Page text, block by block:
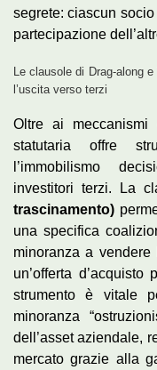
segrete: ciascun socio
partecipazione
Le clausole di Drag-along
l’uscita verso terzi
Oltre ai meccanismi
statutaria offre
l’immobilismo
investitori terzi. La
trascinamento)
una specifica
minoranza a
un’offerta
strumento è vitale
minoranza
dell’asset aziendale,
mercato grazie alla